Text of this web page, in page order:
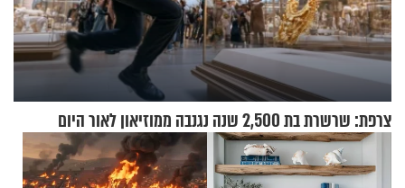
צרפת: שרשרת בת 2,500 שנה נגנבה ממוזיאון לאור היום